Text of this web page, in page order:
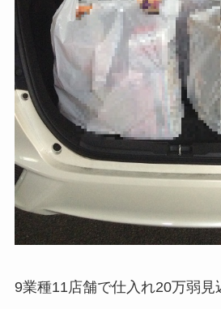
9業種11店舗で仕入れ20万弱見